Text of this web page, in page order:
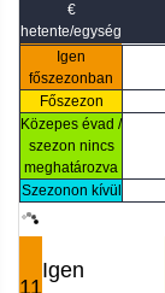
€
hetente/egység
Igen
főszezonban
Főszezon
Közepes évad /
szezon nincs
meghatározva
Szezonon kívül
11
Igen